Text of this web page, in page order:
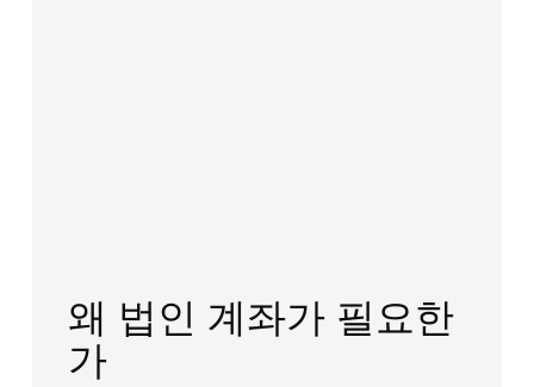
왜 법인 계좌가 필요한
가